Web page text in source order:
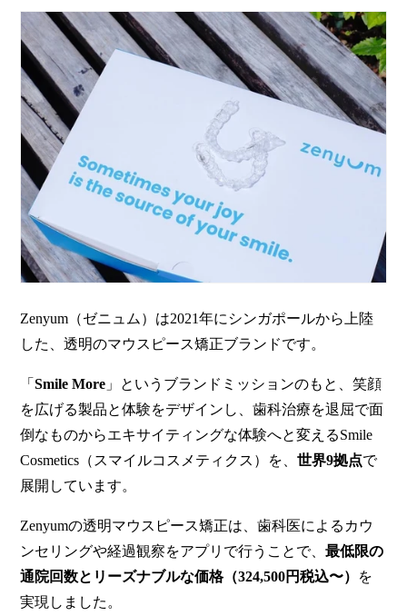
Zenyum（ゼニュム）は2021年にシンガポールから上陸
した、透明のマウスピース矯正ブランドです。
「Smile More 」というブランドミッションのもと、笑顔
を広げる製品と体験をデザインし、歯科治療を退屈で面
倒なものからエキサイティングな体験へと変えるSmile
Cosmetics（スマイルコスメティクス）を、世界9拠点で
展開しています。
Zenyumの透明マウスピース矯正は、歯科医によるカウ
ンセリングや経過観察をアプリで行うことで、最低限の
通院回数とリーズナブルな価格（324,500円税込〜） を
実現しました。